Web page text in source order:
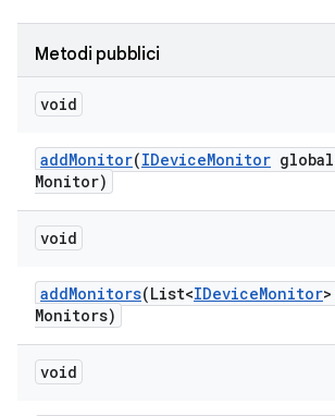
Metodi pubblici
void
addMonitor(IDeviceMonitor global
Monitor)
void
addMonitors(List<IDeviceMonitor
Monitors)
void